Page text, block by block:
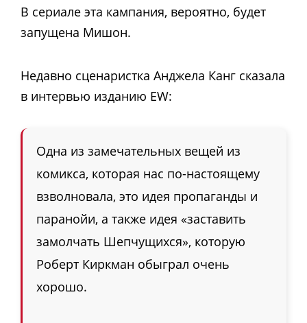
В сериале эта кампания, вероятно, будет
запущена Мишон.
Недавно сценаристка Анджела Канг сказала
в интервью изданию EW:
Одна из замечательных вещей из
комикса, которая нас по-настоящему
взволновала, это идея пропаганды и
паранойи, а также идея «заставить
замолчать Шепчущихся», которую
Роберт Киркман обыграл очень
хорошо.